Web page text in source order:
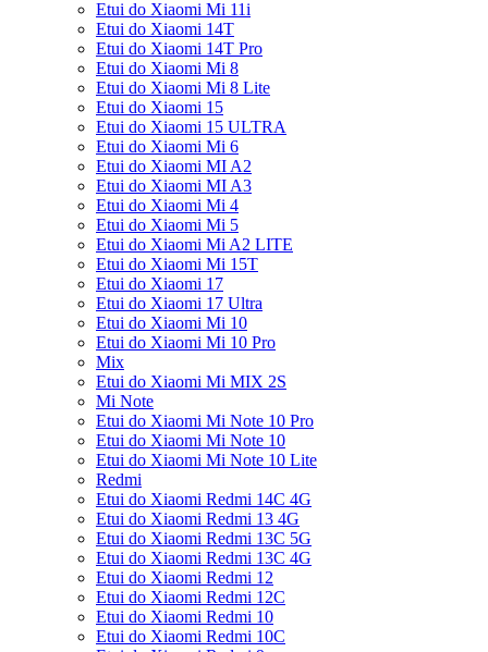
Etui do Xiaomi Mi 11i
Etui do Xiaomi 14T
Etui do Xiaomi 14T Pro
Etui do Xiaomi Mi 8
Etui do Xiaomi Mi 8 Lite
Etui do Xiaomi 15
Etui do Xiaomi 15 ULTRA
Etui do Xiaomi Mi 6
Etui do Xiaomi MI A2
Etui do Xiaomi MI A3
Etui do Xiaomi Mi 4
Etui do Xiaomi Mi 5
Etui do Xiaomi Mi A2 LITE
Etui do Xiaomi Mi 15T
Etui do Xiaomi 17
Etui do Xiaomi 17 Ultra
Etui do Xiaomi Mi 10
Etui do Xiaomi Mi 10 Pro
Mix
Etui do Xiaomi Mi MIX 2S
Mi Note
Etui do Xiaomi Mi Note 10 Pro
Etui do Xiaomi Mi Note 10
Etui do Xiaomi Mi Note 10 Lite
Redmi
Etui do Xiaomi Redmi 14C 4G
Etui do Xiaomi Redmi 13 4G
Etui do Xiaomi Redmi 13C 5G
Etui do Xiaomi Redmi 13C 4G
Etui do Xiaomi Redmi 12
Etui do Xiaomi Redmi 12C
Etui do Xiaomi Redmi 10
Etui do Xiaomi Redmi 10C